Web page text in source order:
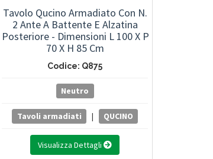
Tavolo Qucino Armadiato Con N.
2 Ante A Battente E Alzatina
Posteriore - Dimensioni L 100 X P
70 X H 85 Cm
Codice: Q875
Neutro
Tavoli armadiati | QUCINO
Visualizza Dettagli